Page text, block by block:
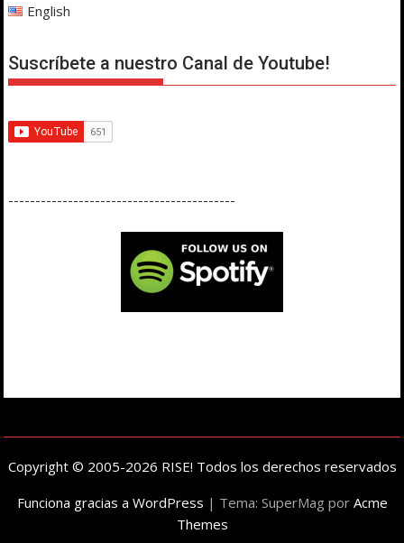
English
Suscríbete a nuestro Canal de Youtube!
------------------------------------------
Copyright © 2005-2026 RISE! Todos los derechos reservados
Funciona gracias a WordPress | Tema: SuperMag por Acme
Themes